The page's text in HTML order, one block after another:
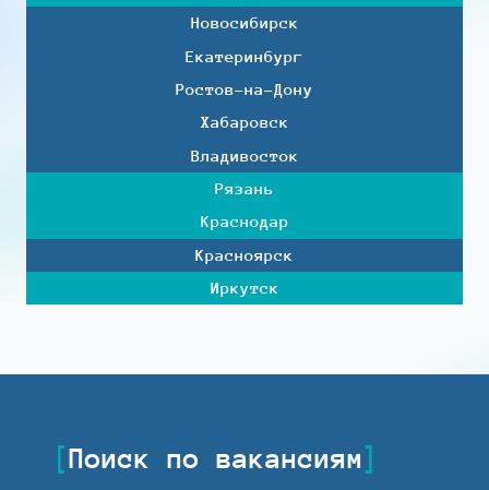
Новосибирск
Екатеринбург
Ростов-на-Дону
Хабаровск
Владивосток
Рязань
Краснодар
Красноярск
Иркутск
Поиск по вакансиям